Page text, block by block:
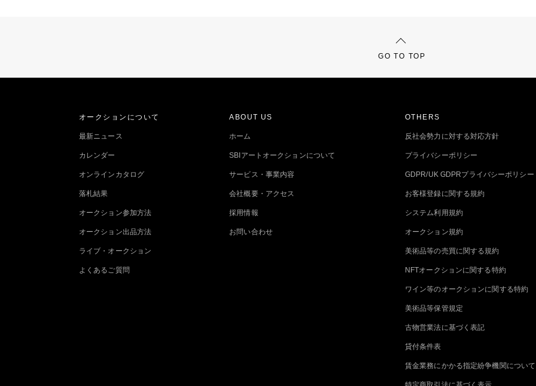
GO TO TOP
オークションについて
最新ニュース
カレンダー
オンラインカタログ
落札結果
オークション参加方法
オークション出品方法
ライブ・オークション
よくあるご質問
ABOUT US
ホーム
SBIアートオークションについて
サービス・事業内容
会社概要・アクセス
採用情報
お問い合わせ
OTHERS
反社会勢力に対する対応方針
プライバシーポリシー
GDPR/UK GDPRプライバシーポリシー
お客様登録に関する規約
システム利用規約
オークション規約
美術品等の売買に関する規約
NFTオークションに関する特約
ワイン等のオークションに関する特約
美術品等保管規定
古物営業法に基づく表記
貸付条件表
賃金業務にかかる指定紛争機関について